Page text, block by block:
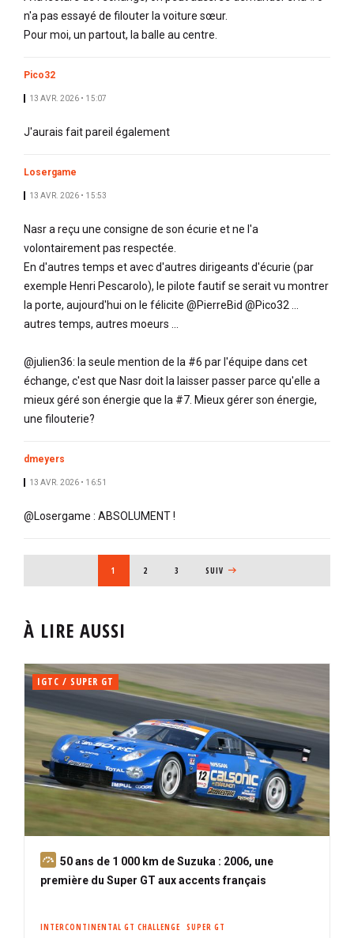
n'a pas essayé de filouter la voiture sœur.
Pour moi, un partout, la balle au centre.
Pico32
13 AVR. 2026 • 15:07
J'aurais fait pareil également
Losergame
13 AVR. 2026 • 15:53
Nasr a reçu une consigne de son écurie et ne l'a
volontairement pas respectée.
En d'autres temps et avec d'autres dirigeants d'écurie (par
exemple Henri Pescarolo), le pilote fautif se serait vu montrer
la porte, aujourd'hui on le félicite @PierreBid @Pico32 ...
autres temps, autres moeurs ...
@julien36: la seule mention de la #6 par l'équipe dans cet
échange, c'est que Nasr doit la laisser passer parce qu'elle a
mieux géré son énergie que la #7. Mieux gérer son énergie,
une filouterie?
dmeyers
13 AVR. 2026 • 16:51
@Losergame : ABSOLUMENT !
PAGE COURANTE
1 PAGE
2 PAGE
3 PAGE SUIVANTE
SUIV
À LIRE AUSSI
IGTC / SUPER GT
A
b
50 ans de 1 000 km de Suzuka : 2006, une
première du Super GT aux accents français
INTERCONTINENTAL GT CHALLENGE SUPER GT